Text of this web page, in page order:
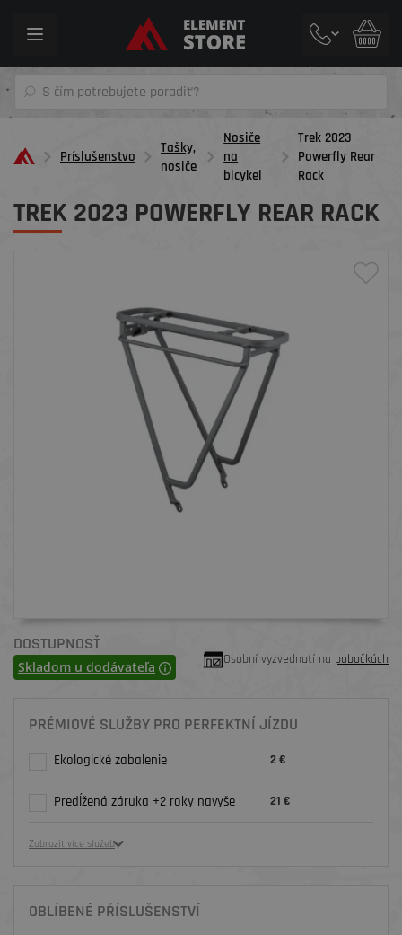
Toggle
Príslušenstvo
Tašky,
nosiče
Nosiče
na
bicykel
Trek 2023
Powerfly Rear
Rack
TREK 2023 POWERFLY REAR RACK
DOSTUPNOSŤ
Skladom u dodávateľa Osobní vyzvednutí na pobočkách
PRÉMIOVÉ SLUŽBY PRO PERFEKTNÍ JÍZDU
Ekologické zabalenie 2 €
Predĺžená záruka +2 roky navyše 21 €
Zobrazit více služeb
OBLÍBENÉ PŘÍSLUŠENSTVÍ